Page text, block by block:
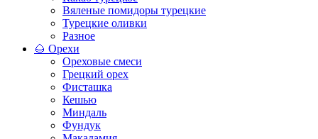
Вяленые помидоры турецкие
Турецкие оливки
Разное
🌰 Орехи
Ореховые смеси
Грецкий орех
Фисташка
Кешью
Миндаль
Фундук